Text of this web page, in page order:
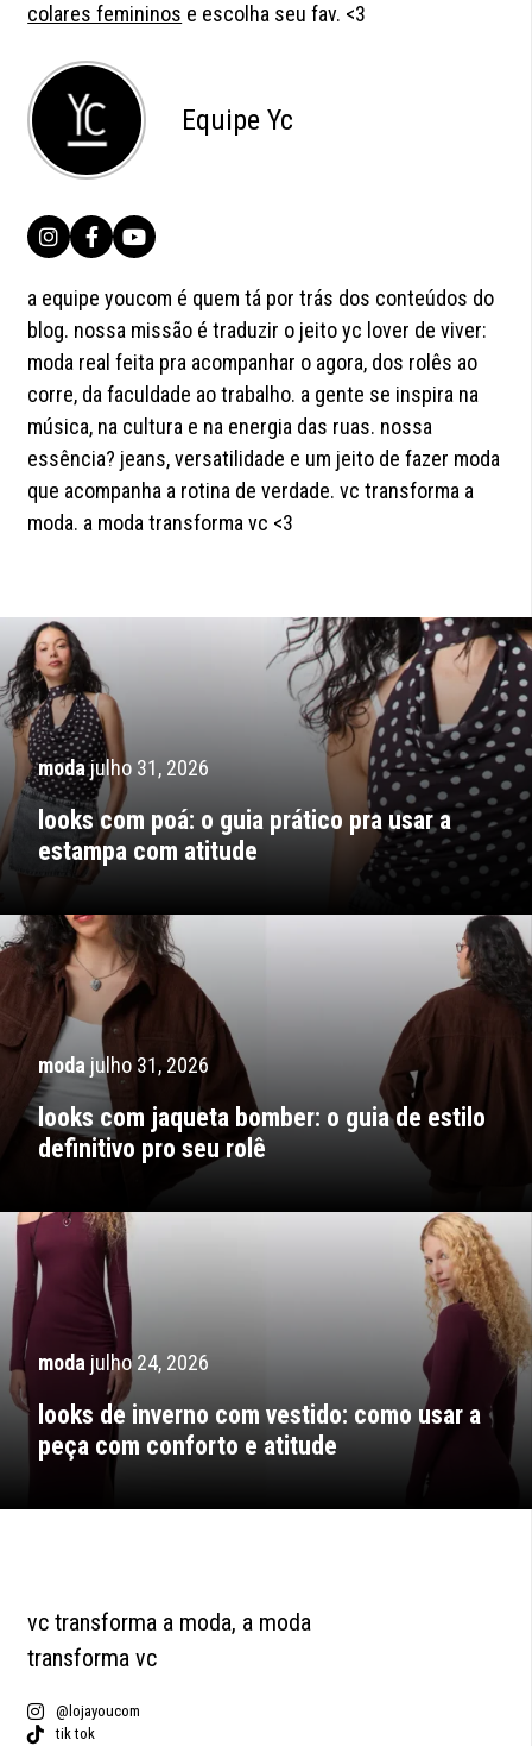
colares femininos e escolha seu fav. <3
Equipe Yc
a equipe youcom é quem tá por trás dos conteúdos do
blog. nossa missão é traduzir o jeito yc lover de viver:
moda real feita pra acompanhar o agora, dos rolês ao
corre, da faculdade ao trabalho. a gente se inspira na
música, na cultura e na energia das ruas. nossa
essência? jeans, versatilidade e um jeito de fazer moda
que acompanha a rotina de verdade. vc transforma a
moda. a moda transforma vc <3
modajulho 31, 2026
looks com poá: o guia prático pra usar a
estampa com atitude
moda julho 31, 2026
looks com jaqueta bomber: o guia de estilo
definitivo pro seu rolê
moda julho 24, 2026
looks de inverno com vestido: como usar a
peça com conforto e atitude
vc transforma a moda, a moda
transforma vc
@lojayoucom
tik tok